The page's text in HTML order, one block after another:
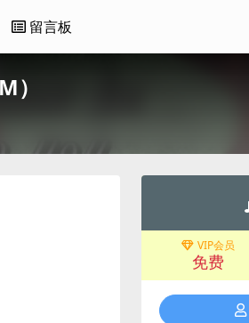
留言板
）
VIP会员
免费